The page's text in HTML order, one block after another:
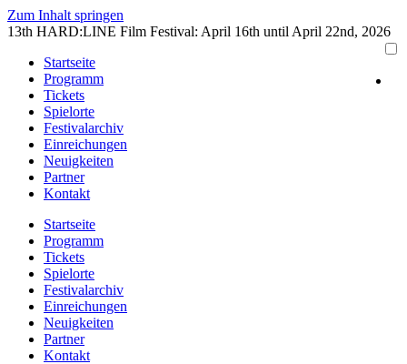
Zum Inhalt springen
13th HARD:LINE Film Festival: April 16th until April 22nd, 2026
Startseite
Programm
Tickets
Spielorte
Festivalarchiv
Einreichungen
Neuigkeiten
Partner
Kontakt
Startseite
Programm
Tickets
Spielorte
Festivalarchiv
Einreichungen
Neuigkeiten
Partner
Kontakt